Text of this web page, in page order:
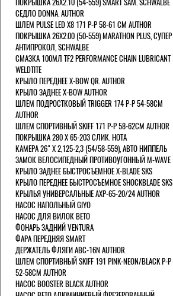
СЕДЛО DONNA. AUTHOR
ШЛЕМ PULSE LED X8 171 Р-Р 58-61 СМ AUTHOR
ПОКРЫШКА 26X2.00 (50-559) MARATHON PLUS, СУПЕР
АНТИПРОКОЛ, SCHWALBE
СМАЗКА 100МЛ TF2 PERFORMANCE CHAIN LUBRICANT
WELDTITE
КРЫЛО ПЕРЕДНЕЕ X-BOW QR. AUTHOR
КРЫЛО ЗАДНЕЕ X-BOW AUTHOR
ШЛЕМ ПОДРОСТКОВЫЙ TRIGGER 174 Р-Р 54-58СМ
AUTHOR
ШЛЕМ СПОРТИВНЫЙ SKIFF 171 Р-Р 58-62СМ AUTHOR
ПОКРЫШКА 280 X 65-203 СЛИК. HOTA
КАМЕРА 26" X 2,125-2,3 (54/58-559), АВТО НИППЕЛЬ
ЗАМОК ВЕЛОСИПЕДНЫЙ ПРОТИВОУГОННЫЙ M-WAVE
КРЫЛО ЗАДНЕЕ БЫСТРОСЪЕМНОЕ X-BLADE SKS
КРЫЛО ПЕРЕДНЕЕ БЫСТРОСЪЕМНОЕ SHOCKBLADE SKS
КРЫЛЬЯ УНИВЕРСАЛЬНЫЕ AXP-65-20/24 AUTHOR
НАСОС НАПОЛЬНЫЙ GIYO
НАСОС ДЛЯ ВИЛОК ВЕТО
ФОНАРЬ ЗАДНИЙ VENTURA
ФАРА ПЕРЕДНЯЯ SMART
ДЕРЖАТЕЛЬ ФЛЯГИ ABC-16N AUTHOR
ШЛЕМ СПОРТИВНЫЙ SKIFF 191 PINK-NEON/BLACK Р-Р
52-58СМ AUTHOR
НАСОС BOOSTER BLACK AUTHOR